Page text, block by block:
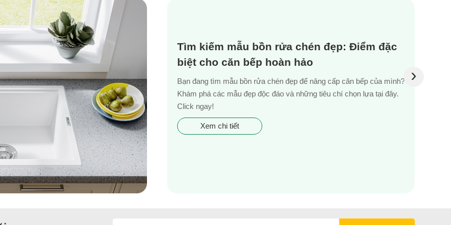
Tìm kiếm mẫu bồn rửa chén đẹp: Điểm đặc
biệt cho căn bếp hoàn hảo
Bạn đang tìm mẫu bồn rửa chén đẹp để nâng cấp căn bếp của mình?
Khám phá các mẫu đẹp độc đáo và những tiêu chí chọn lựa tại đây.
Click ngay!
Xem chi tiết
›